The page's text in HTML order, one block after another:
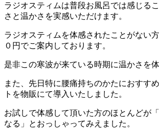
ラジオスティムは普段お風呂では感じる
さと温かさを実感いただけます。
ラジオスティムを体感されたことがない
０円でご案内しております。
是非この寒波が来ている時期に温かさを
また、先日特に腰痛持ちのかたにおすす
トを物販にて導入いたしました。
お試しで体感して頂いた方のほとんどが
なる」とおっしゃってみえました。